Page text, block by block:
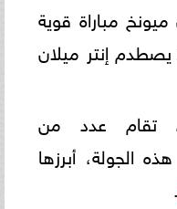
مباراة قوية
إنتر ميلان
تقام عدد من
الجولة، أبرزها